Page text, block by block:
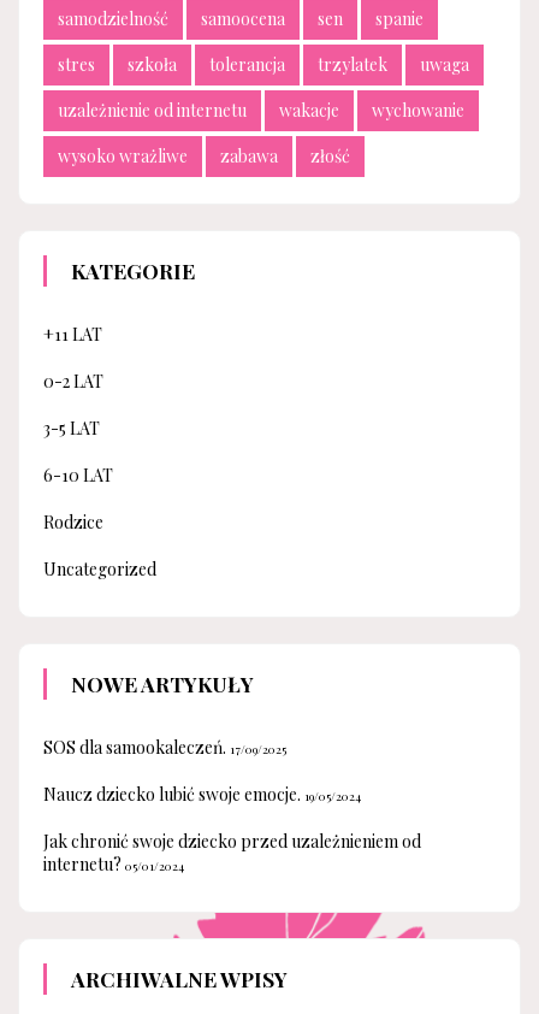
samodzielność
samoocena sen
spanie
stres
szkoła tolerancja trzylatek
uwaga
uzależnienie od internetu
wakacje
wychowanie
wysoko wrażliwe
zabawa złość
KATEGORIE
+11 LAT
0-2 LAT
3-5 LAT
6-10 LAT
Rodzice
Uncategorized
NOWE ARTYKUŁY
SOS dla samookaleczeń. 17/09/2025
Naucz dziecko lubić swoje emocje. 19/05/2024
Jak chronić swoje dziecko przed uzależnieniem od
internetu? 05/01/2024
ARCHIWALNE WPISY